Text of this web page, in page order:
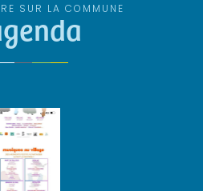
SUR LA COMMUNE